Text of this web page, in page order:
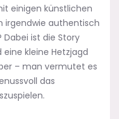
einigen künstlichen
irgendwie authentisch
Dabei ist die Story
kleine Hetzjagd
– man vermutet es
das